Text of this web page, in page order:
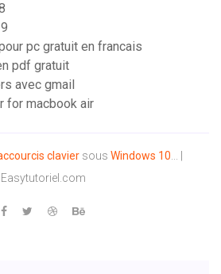
pc gratuit en francais
pdf gratuit
avec gmail
for macbook air
clavier sous Windows 10... |
Easytutoriel.com